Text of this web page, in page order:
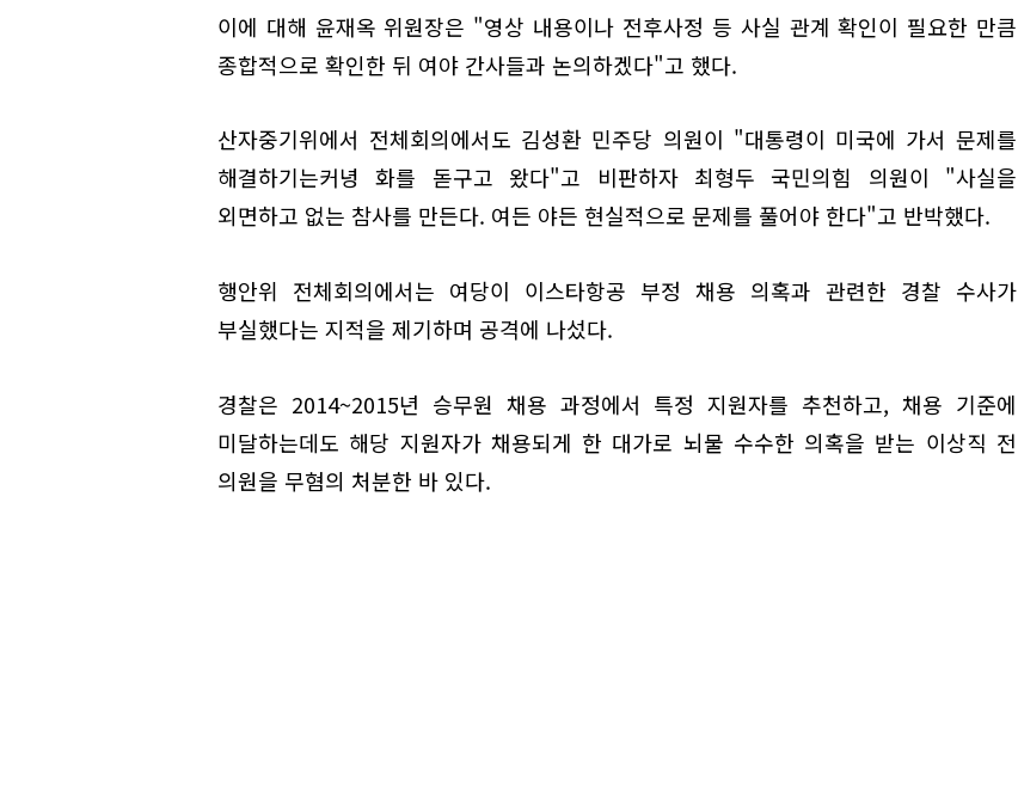
이에 대해 윤재옥 위원장은 "영상 내용이나 전후사정 등 사실 관계 확인이 필요한 만큼
종합적으로 확인한 뒤 여야 간사들과 논의하겠다"고 했다.
산자중기위에서 전체회의에서도 김성환 민주당 의원이 "대통령이 미국에 가서 문제를
해결하기는커녕 화를 돋구고 왔다"고 비판하자 최형두 국민의힘 의원이 "사실을
외면하고 없는 참사를 만든다. 여든 야든 현실적으로 문제를 풀어야 한다"고 반박했다.
행안위 전체회의에서는 여당이 이스타항공 부정 채용 의혹과 관련한 경찰 수사가
부실했다는 지적을 제기하며 공격에 나섰다.
경찰은 2014~2015년 승무원 채용 과정에서 특정 지원자를 추천하고, 채용 기준에
미달하는데도 해당 지원자가 채용되게 한 대가로 뇌물 수수한 의혹을 받는 이상직 전
의원을 무혐의 처분한 바 있다.